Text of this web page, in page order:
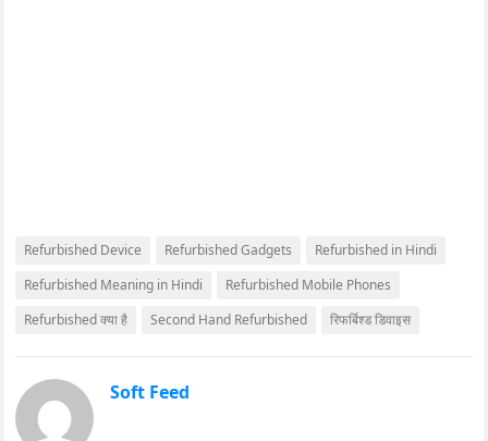
Refurbished Device Refurbished Gadgets
Refurbished in Hindi
Refurbished Meaning in Hindi
Refurbished Mobile Phones
Refurbished क्या है
Second Hand Refurbished रिफर्बिश्ड डिवाइस
Soft Feed